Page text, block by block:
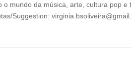
mundo da música, arte, cultura pop e
Suggestion: